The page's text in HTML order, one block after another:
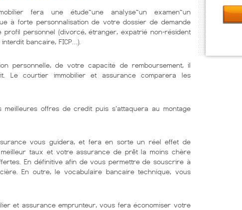
fera une étude~une analyse~un examen~un
à forte personnalisation de votre dossier de demande
personnel (divorcé, étranger, expatrié non-résident
bancaire, FICP…).
personnelle, de votre capacité de remboursement, il
Le courtier immobilier et assurance comparera les
meilleures offres de credit puis s'attaquera au montage
vous guidera, et fera en sorte un réel effet de
taux et votre assurance de prêt la moins chère
En définitive afin de vous permettre de souscrire à
En outre, le vocabulaire bancaire technique, vous
et assurance emprunteur, vous fera économiser votre